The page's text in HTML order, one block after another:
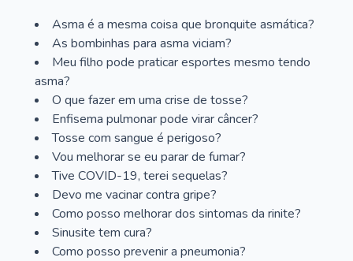
Asma é a mesma coisa que bronquite asmática?
As bombinhas para asma viciam?
Meu filho pode praticar esportes mesmo tendo
asma?
O que fazer em uma crise de tosse?
Enfisema pulmonar pode virar câncer?
Tosse com sangue é perigoso?
Vou melhorar se eu parar de fumar?
Tive COVID-19, terei sequelas?
Devo me vacinar contra gripe?
Como posso melhorar dos sintomas da rinite?
Sinusite tem cura?
Como posso prevenir a pneumonia?